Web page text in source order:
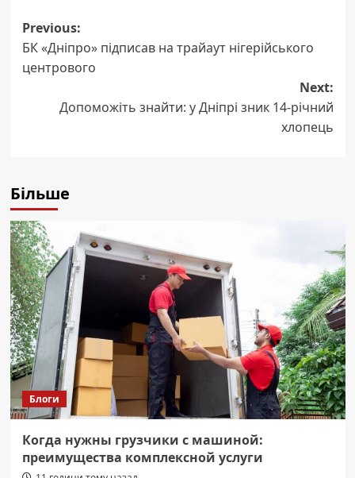
Post
navigation
Previous:
БК «Дніпро» підписав на трайаут нігерійського
центрового
Next:
Допоможіть знайти: у Дніпрі зник 14-річний
хлопець
Більше
Блоги
Когда нужны грузчики с машиной:
преимущества комплексной услуги